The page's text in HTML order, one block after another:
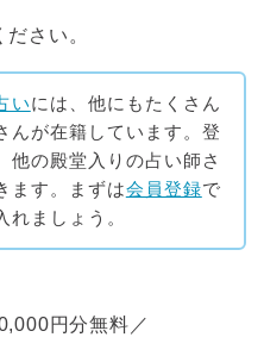
さい。
いには、他にもたくさん
んが在籍しています。登
他の殿堂入りの占い師さ
ます。まずは会員登録で
れましょう。
円分無料／